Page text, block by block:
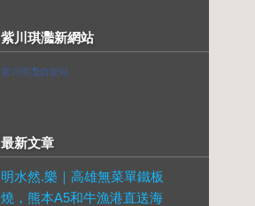
紫川琪灩新網站
紫川琪灩自架站
最新文章
明水然.樂｜高雄無菜單鐵板
燒，熊本A5和牛漁港直送海